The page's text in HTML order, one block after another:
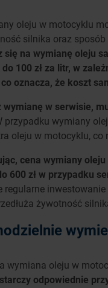
oleju w motocyklu
silnika oraz
się na wymianę oleju
do 100 zł za litr, w
oznacza, że koszt
w serwisie,
przypadku wymiany
oleju w motocyklu, co
cena wymiany
600 zł w przypadku
regularne
żywotność
wymiana oleju w
odpowiednie